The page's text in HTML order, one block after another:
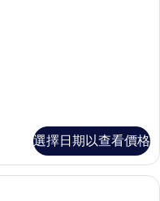
選擇日期以查看價格
寢具、羽絨被、客房內保險箱、書